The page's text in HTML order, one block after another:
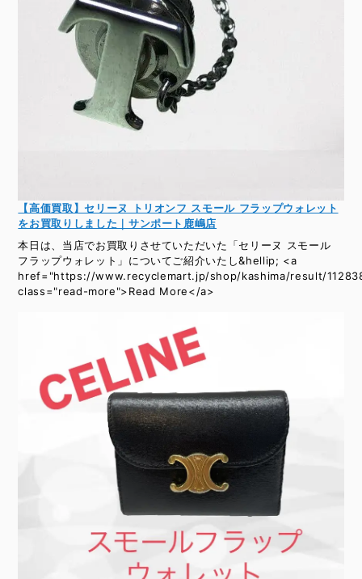
【高価買取】セリーヌ トリオンフ スモール フラップウォレット
をお買取りしました｜サンポート鹿嶋店
本日は、当店でお買取りさせていただいた「セリーヌ スモール
フラップウォレット」についてご紹介いたし&hellip; <a
href="https://www.recyclemart.jp/shop/kashima/result/
class="read-more">Read More</a>